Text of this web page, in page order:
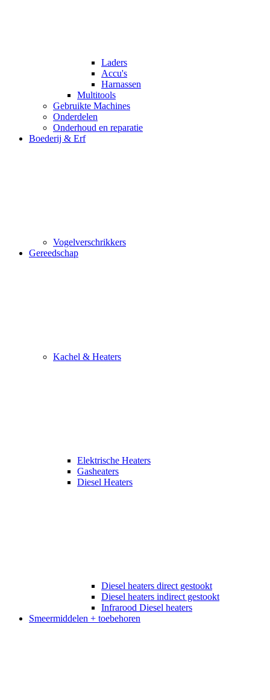
Laders
Accu's
Harnassen
Multitools
Gebruikte Machines
Onderdelen
Onderhoud en reparatie
Boederij & Erf
Vogelverschrikkers
Gereedschap
Kachel & Heaters
Elektrische Heaters
Gasheaters
Diesel Heaters
Diesel heaters direct gestookt
Diesel heaters indirect gestookt
Infrarood Diesel heaters
Smeermiddelen + toebehoren